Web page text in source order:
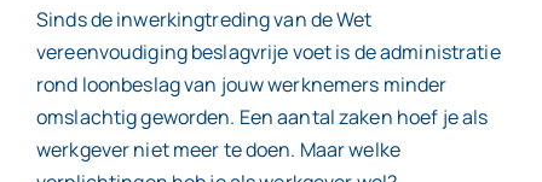
Sinds de inwerkingtreding van de Wet
vereenvoudiging beslagvrije voet is de administratie
rond loonbeslag van jouw werknemers minder
omslachtig geworden. Een aantal zaken hoef je als
werkgever niet meer te doen. Maar welke